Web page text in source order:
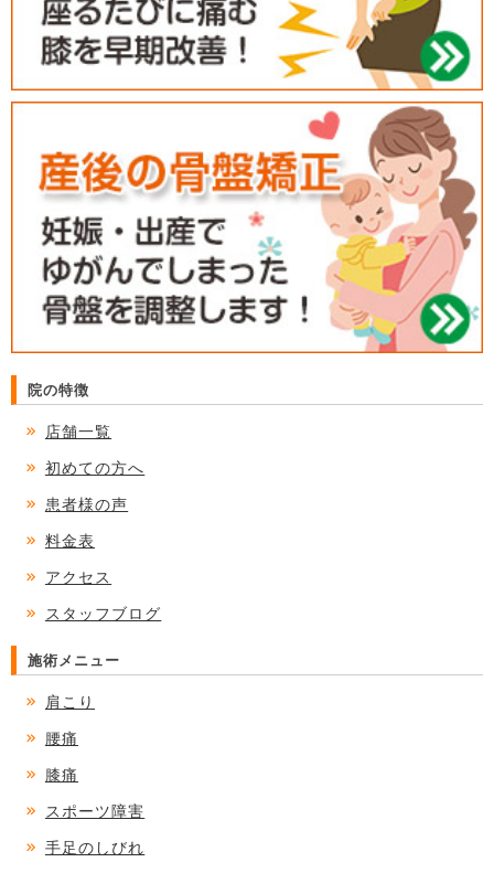
院の特徴
店舗一覧
初めての方へ
患者様の声
料金表
アクセス
スタッフブログ
施術メニュー
肩こり
腰痛
膝痛
スポーツ障害
手足のしびれ